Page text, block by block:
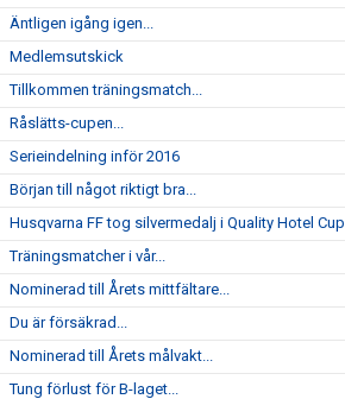
Äntligen igång igen...
Medlemsutskick
Tillkommen träningsmatch...
Råslätts-cupen...
Serieindelning inför 2016
Början till något riktigt bra...
Husqvarna FF tog silvermedalj i Quality Hotel Cup
Träningsmatcher i vår...
Nominerad till Årets mittfältare...
Du är försäkrad...
Nominerad till Årets målvakt...
Tung förlust för B-laget...